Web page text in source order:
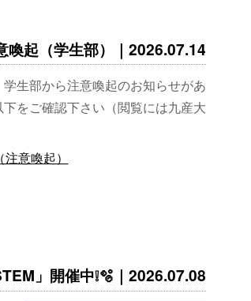
喚起（学生部）｜2026.07.14
生部から注意喚起のお知らせがあ
をご確認下さい（閲覧には九産大
意喚起）
」開催中❕🫧｜2026.07.08